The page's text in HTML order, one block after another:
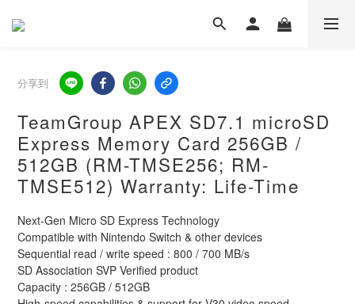
分享到
TeamGroup APEX SD7.1 microSD
Express Memory Card 256GB /
512GB (RM-TMSE256; RM-
TMSE512) Warranty: Life-Time
Next-Gen Micro SD Express Technology
Compatible with Nintendo Switch & other devices
Sequential read / write speed : 800 / 700 MB/s
SD Association SVP Verified product
Capacity : 256GB / 512GB